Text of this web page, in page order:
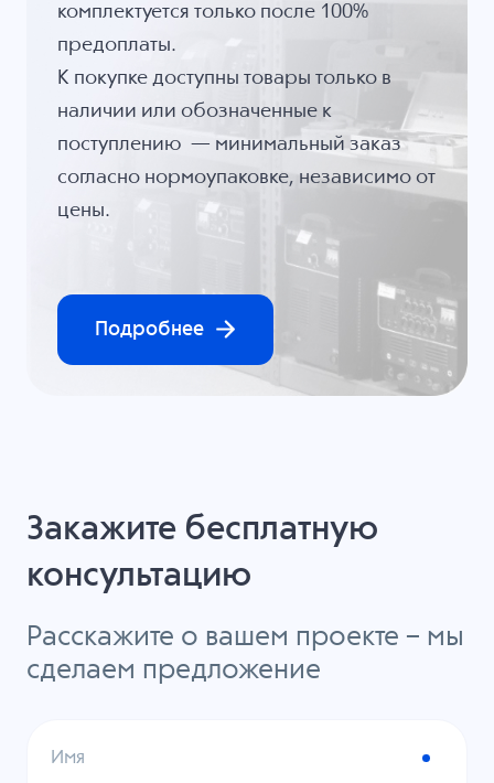
комплектуется только после 100%
предоплаты.
К покупке доступны товары только в
наличии или обозначенные к
поступлению — минимальный заказ
согласно нормоупаковке, независимо от
цены.
Подробнее
Закажите бесплатную
консультацию
Расскажите о вашем проекте – мы
сделаем предложение
Имя